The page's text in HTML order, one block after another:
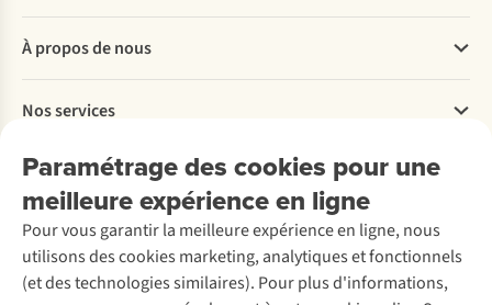
Paramétrage des cookies pour une
meilleure expérience en ligne
Pour vous garantir la meilleure expérience en ligne, nous
utilisons des cookies marketing, analytiques et fonctionnels
(et des technologies similaires). Pour plus d'informations,
Commander
Payer
Livraison
Rétractation d'une commande
Entretien & réparations
Garantie
Contactez-nous
À propos de nous
Explore More
À propos d’Ayacucho
Nos magasins
À propos d’A.S.Adventure
Déclaration d'accessibilité
Nos services
Location / Location sports d’hiver
Entretien de ski
Service de lavage
Entretien de chaussures
Réparation de chaussures
Découvrez
A.S.Magazine
Explore Camp
Gear Check